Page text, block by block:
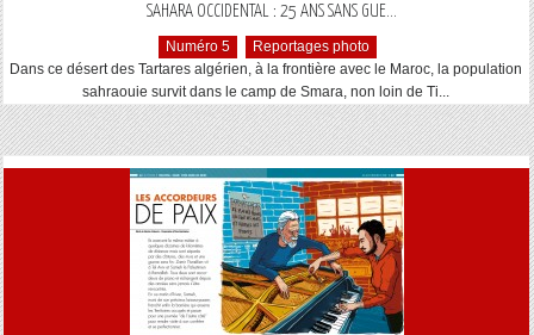
SAHARA OCCIDENTAL : 25 ANS SANS GUE...
Numéro 5
Reportages photo
Dans ce désert des Tartares algérien, à la frontière avec le Maroc, la population
sahraouie survit dans le camp de Smara, non loin de Ti...